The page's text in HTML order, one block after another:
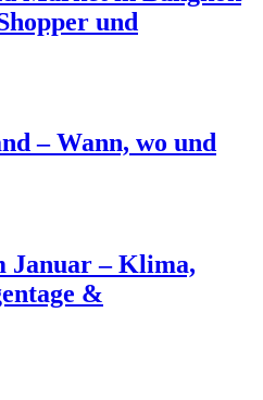
und
– Wann, wo und
Januar – Klima,
&